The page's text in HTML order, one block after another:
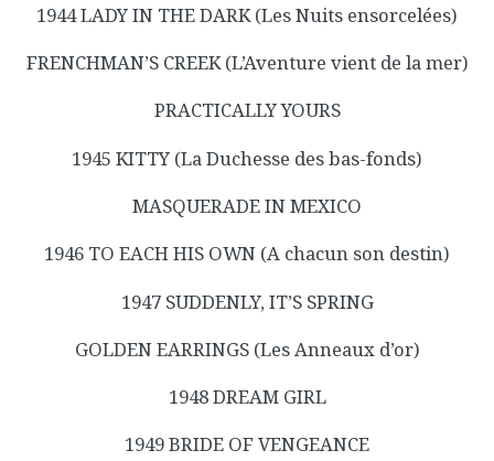
1944 LADY IN THE DARK (Les Nuits ensorcelées)
FRENCHMAN’S CREEK (L’Aventure vient de la mer)
PRACTICALLY YOURS
1945 KITTY (La Duchesse des bas-fonds)
MASQUERADE IN MEXICO
1946 TO EACH HIS OWN (A chacun son destin)
1947 SUDDENLY, IT’S SPRING
GOLDEN EARRINGS (Les Anneaux d’or)
1948 DREAM GIRL
1949 BRIDE OF VENGEANCE